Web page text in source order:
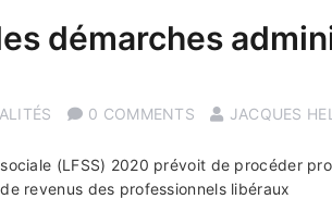
démarches
0 COMMENTS JACQUES
(LFSS) 2020 prévoit de procéder
revenus des professionnels libéraux